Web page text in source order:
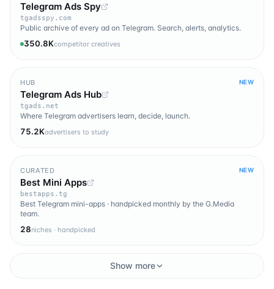
Telegram Ads Spy
tgadsspy.com
Public archive of every ad on Telegram. Search, alerts, analytics.
350.8Kcompetitor creatives
HUB NEW
Telegram Ads Hub
tgads.net
Where Telegram advertisers learn, decide, launch.
75.2Kadvertisers to study
CURATED NEW
Best Mini Apps
bestapps.tg
Best Telegram mini-apps · handpicked monthly by the G.Media
team.
28niches · handpicked
Show more